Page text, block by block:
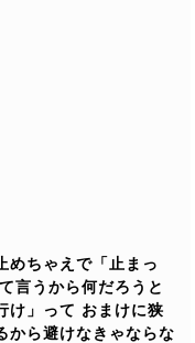
めちゃえで「止まっ
言うから何だろうと
け」って おまけに狭
から避けなきゃならな